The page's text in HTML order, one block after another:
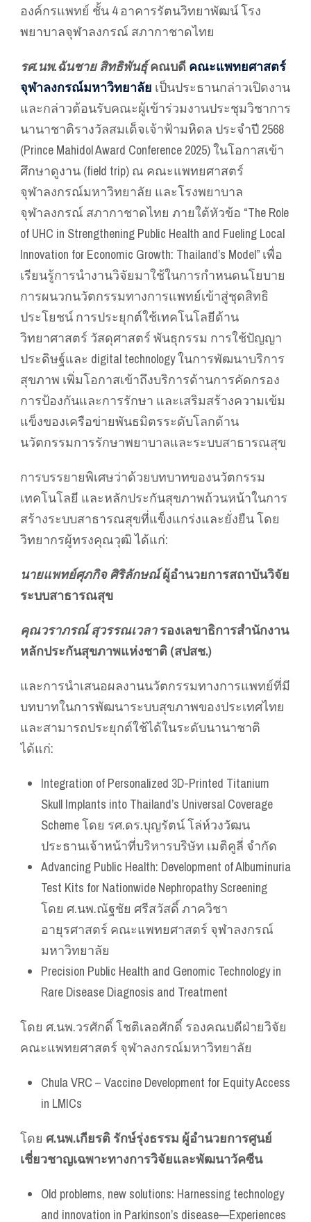
องค์กรแพทย์ ชั้น 4 อาคารรัตนวิทยาพัฒน์ โรง
พยาบาลจุฬาลงกรณ์ สภากาชาดไทย
รศ.นพ.ฉันชาย สิทธิพันธุ์คณบดี คณะแพทยศาสตร์
จุฬาลงกรณ์มหาวิทยาลัย เป็นประธานกล่าวเปิดงาน
และกล่าวต้อนรับคณะผู้เข้าร่วมงานประชุมวิชาการ
นานาชาติรางวัลสมเด็จเจ้าฟ้ามหิดล ประจำปี 2568
(Prince Mahidol Award Conference 2025) ในโอกาสเข้า
ศึกษาดูงาน (field trip) ณ คณะแพทยศาสตร์
จุฬาลงกรณ์มหาวิทยาลัย และโรงพยาบาล
จุฬาลงกรณ์ สภากาชาดไทย ภายใต้หัวข้อ “The Role
of UHC in Strengthening Public Health and Fueling Local
Innovation for Economic Growth: Thailand’s Model” เพื่อ
เรียนรู้การนำงานวิจัยมาใช้ในการกำหนดนโยบาย
การผนวกนวัตกรรมทางการแพทย์เข้าสู่ชุดสิทธิ
ประโยชน์ การประยุกต์ใช้เทคโนโลยีด้าน
วิทยาศาสตร์ วัสดุศาสตร์ พันธุกรรม การใช้ปัญญา
ประดิษฐ์และ digital technology ในการพัฒนาบริการ
สุขภาพ เพิ่มโอกาสเข้าถึงบริการด้านการคัดกรอง
การป้องกันและการรักษา และเสริมสร้างความเข้ม
แข็งของเครือข่ายพันธมิตรระดับโลกด้าน
นวัตกรรมการรักษาพยาบาลและระบบสาธารณสุข
การบรรยายพิเศษว่าด้วยบทบาทของนวัตกรรม
เทคโนโลยี และหลักประกันสุขภาพถ้วนหน้าในการ
สร้างระบบสาธารณสุขที่แข็งแกร่งและยั่งยืน โดย
วิทยากรผู้ทรงคุณวุฒิ ได้แก่:
นายแพทย์ศุภกิจ ศิริลักษณ์ผู้อำนวยการสถาบันวิจัย
ระบบสาธารณสุข
คุณวราภรณ์ สุวรรณเวลารองเลขาธิการสำนักงาน
หลักประกันสุขภาพแห่งชาติ (สปสช.)
และการนำเสนอผลงานนวัตกรรมทางการแพทย์ที่มี
บทบาทในการพัฒนาระบบสุขภาพของประเทศไทย
และสามารถประยุกต์ใช้ได้ในระดับนานาชาติ
ได้แก่:
Integration of Personalized 3D-Printed Titanium
Skull Implants into Thailand’s Universal Coverage
Scheme โดย รศ.ดร.บุญรัตน์ โล่ห์วงวัฒน
ประธานเจ้าหน้าที่บริหารบริษัท เมติคูลี่ จำกัด
Advancing Public Health: Development of Albuminuria
Test Kits for Nationwide Nephropathy Screening
โดย ศ.นพ.ณัฐชัย ศรีสวัสดิ์ ภาควิชา
อายุรศาสตร์ คณะแพทยศาสตร์ จุฬาลงกรณ์
มหาวิทยาลัย
Precision Public Health and Genomic Technology in
Rare Disease Diagnosis and Treatment
โดย ศ.นพ.วรศักดิ์ โชติเลอศักดิ์ รองคณบดีฝ่ายวิจัย
คณะแพทยศาสตร์ จุฬาลงกรณ์มหาวิทยาลัย
Chula VRC – Vaccine Development for Equity Access
in LMICs
โดย ศ.นพ.เกียรติ รักษ์รุ่งธรรม ผู้อำนวยการศูนย์
เชี่ยวชาญเฉพาะทางการวิจัยและพัฒนาวัคซีน
Old problems, new solutions: Harnessing technology
and innovation in Parkinson’s disease—Experiences